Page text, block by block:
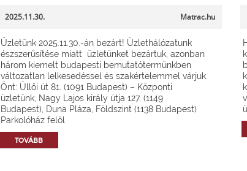
2025.11.30. Matrac.hu
Üzletünk 2025.11.30.-án bezárt! Üzlethálózatunk
észszerűsítése miatt üzletünket bezártuk, azonban
három kiemelt budapesti bemutatótermünkben
változatlan lelkesedéssel és szakértelemmel várjuk
Önt: Üllői út 81. (1091 Budapest) – Központi
üzletünk, Nagy Lajos király útja 127. (1149
Budapest), Duna Pláza, Földszint (1138 Budapest)
Parkolóház felől
TOVÁBB